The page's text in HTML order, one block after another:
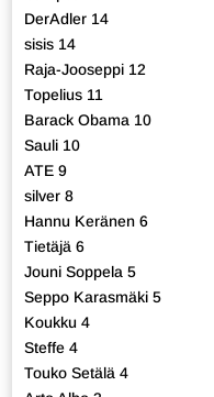
DerAdler 14
sisis 14
Raja-Jooseppi 12
Topelius 11
Barack Obama 10
Sauli 10
ATE 9
silver 8
Hannu Keränen 6
Tietäjä 6
Jouni Soppela 5
Seppo Karasmäki 5
Koukku 4
Steffe 4
Touko Setälä 4